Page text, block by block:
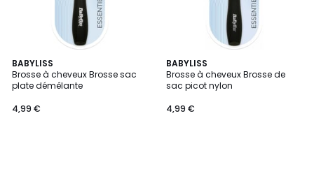
BABYLISS
Brosse à cheveux Brosse sac
plate démêlante
4,99 €
BABYLISS
Brosse à cheveux Brosse de
sac picot nylon
4,99 €